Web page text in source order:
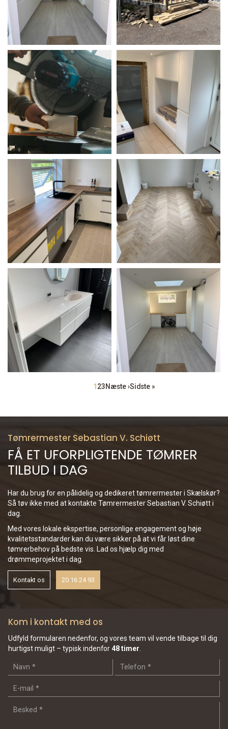
Side
1 Side
2Side
3Næste
Næste ›Sidste
Sidste »
Tømrermester Sebastian V. Schiøtt
FÅ ET UFORPLIGTENDE TØMRER
TILBUD I DAG
Har du brug for en pålidelig og dedikeret tømrermester i Skælskør?
Så tøv ikke med at kontakte Tømrermester Sebastian V. Schiøtt i
dag.
Med vores lokale ekspertise, personlige engagement og høje
kvalitetsstandarder kan du være sikker på at vi får løst dine
tømrerbehov på bedste vis. Lad os hjælp dig med
drømmeprojektet i dag.
Kontakt os 20 16 24 93
Kom i kontakt med os
Udfyld formularen nedenfor, og vores team vil vende tilbage til dig
hurtigst muligt – typisk indenfor 48 timer